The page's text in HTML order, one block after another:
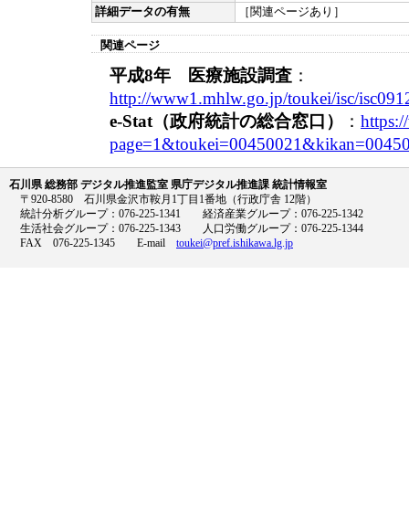
詳細データの有無
［関連ページあり］
関連ページ
平成8年 医療施設調査 ：
http://www1.mhlw.go.jp/toukei/isc/
e-Stat（政府統計の総合窓口）
：
石川県 総務部 デジタル推進監室 県庁デジタル推進課 統計情報室
〒920-8580 石川県金沢市鞍月1丁目1番地（行政庁舎 12階）
統計分析グループ：076-225-1341 経済産業グループ：076-225-1342
生活社会グループ：076-225-1343 人口労働グループ：076-225-1344
FAX 076-225-1345 E-mail toukei@pref.ishikawa.lg.jp